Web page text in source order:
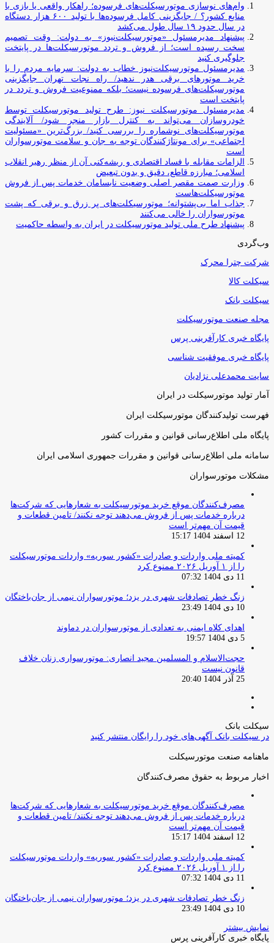
وام‌های نوسازی موتورسیکلت‌های فرسوده؛ راهکار واقعی یا بازی با
منابع کشور؟ / جایگزینی کامل فرسوده‌ها با تولید ۶۰۰ هزار دستگاه
در سال حدود ۱۹ سال طول می‌کشد
پیشنهاد مدیرمسئول «موتورسیکلت‌نیوز» به دولت: وقت تصمیم
سخت رسیده است؛ از فروش و تردد موتورسیکلت‌ها در پایتخت
جلوگیری کنید
مدیرمسئول موتورسیکلت‌نیوز خطاب به دولت: سرمایه مردم را با
خرید موتورهای برقی هدر ندهید/ راه نجات تهران جایگزینی
موتورسیکلت‌های فرسوده نیست؛ بلکه ممنوعیت فروش و تردد در
پایتخت است
مدیرمسئول موتورسیکلت نیوز: طرح تولید موتورسیکلت توسط
خودروسازان می‌تواند به کنترل بازار منجر شود/ آلایندگی
موتورسیکلت‌های نوشماره را بررسی کنید/ بزرگ‌ترین «مسئولیت
اجتماعی» برای مونتاژکنندگان توجه به جان و سلامت موتورسواران
است
الزامات مقابله با فساد اقتصادی و ریشه‌کنی آن از منظر رهبر انقلاب
اسلامی؛ مبارزه قاطع، دقیق و بدون تبعیض
وزارت صمت مقصر اصلی وضعیت نابسامان خدمات پس از فروش
موتورسیکلت‌هاست
جذاب اما بی‌پشتوانه؛ موتورسیکلت‌های پر زرق‌ و برقی که پشت
موتورسواران را خالی می‌کنند
پیشنهاد طرح ملی تولید موتورسیکلت در ایران به واسطه حاکمیت
وب‌گردی
شرکت چترا محرک
سیکلت کالا
سیکلت بانک
مجله صنعت موتورسیکلت
پایگاه خبری کارآفرینی پرس
پایگاه خبری موفقیت شناسی
سایت محمدعلی نژادیان
آمار تولید موتورسیکلت در ایران
فهرست تولیدکنندگان موتورسیکلت ایران
پایگاه ملی اطلاع‌رسانی قوانین و مقررات کشور
سامانه ملی اطلاع‌رسانی قوانین و مقررات جمهوری اسلامی ایران
مشکلات موتورسواران
مصرف‌کنندگان موقع خرید موتورسیکلت به شعارهایی که شرکت‌ها
درباره خدمات پس از فروش می‌دهند توجه نکنند/ تامین قطعات و
قیمت آن مهم‌تر است
12 اسفند 1404 15:17
کمیته ملی واردات و صادرات «کشور سوریه» واردات موتورسیکلت
را از ۱ آوریل ۲۰۲۶ ممنوع کرد
11 دی 1404 07:32
زنگ خطر تصادفات شهری در یزد؛ موتورسواران نیمی از جان‌باختگان
10 دی 1404 23:49
اهدای کلاه ایمنی به تعدادی از موتورسواران در دماوند
5 دی 1404 19:57
حجت‌الاسلام و المسلمین مجید انصاری: موتورسواری زنان خلاف
قانون نیست
25 آذر 1404 20:40
سیکلت بانک
در سیکلت بانک آگهی‌های خود را رایگان منتشر کنید
ماهنامه صنعت موتورسیکلت
اخبار مربوط به حقوق مصرف‌کنندگان
مصرف‌کنندگان موقع خرید موتورسیکلت به شعارهایی که شرکت‌ها
درباره خدمات پس از فروش می‌دهند توجه نکنند/ تامین قطعات و
قیمت آن مهم‌تر است
12 اسفند 1404 15:17
کمیته ملی واردات و صادرات «کشور سوریه» واردات موتورسیکلت
را از ۱ آوریل ۲۰۲۶ ممنوع کرد
11 دی 1404 07:32
زنگ خطر تصادفات شهری در یزد؛ موتورسواران نیمی از جان‌باختگان
10 دی 1404 23:49
نمایش بیشتر
پایگاه خبری کارآفرینی پرس